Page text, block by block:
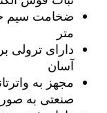
متر
دارای ترولی
آسان
مجهز به
صنعتی به